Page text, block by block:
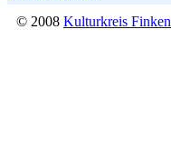
© 2008 Kulturkreis